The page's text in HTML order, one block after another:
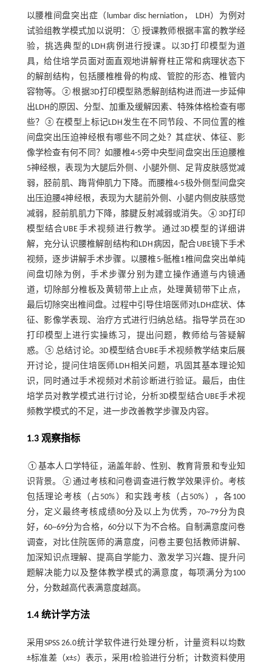
以腰椎间盘突出症（lumbar disc herniation， LDH）为例对
试验组教学模式加以说明：①授课教师根据丰富的教学经
验，挑选典型的LDH病例进行授课。以3D打印模型为道
具，给住培学员面对面直观地讲解脊柱正常和病理状态下
的解剖结构，包括腰椎椎骨的构成、管腔的形态、椎管内
容物等。②根据3D打印模型熟悉解剖结构进而进一步延伸
出LDH的原因、分型、加重及缓解因素、特殊体格检查有哪
些？③在模型上标记LDH发生在不同节段、不同位置的椎
间盘突出压迫神经根有哪些不同之处？其症状、体征、影
像学检查有何不同？如腰椎4-5旁中央型间盘突出压迫腰椎
5神经根，表现为大腿后外侧、小腿外侧、足背皮肤感觉减
弱，胫前肌、踇背伸肌力下降。而腰椎4-5极外侧型间盘突
出压迫腰4神经根，表现为大腿前外侧、小腿内侧皮肤感觉
减弱，胫前肌肌力下降，膝腱反射减弱或消失。④3D打印
模型结合UBE手术视频进行教学。通过3D模型的详细讲
解，充分认识腰椎解剖结构和LDH病因，配合UBE镜下手术
视频，逐步讲解手术步骤。以腰椎5-骶椎1椎间盘突出单纯
间盘切除为例，手术步骤分别为建立操作通道与内镜通
道，切除部分椎板及黄韧带上止点，处理黄韧带下止点，
最后切除突出椎间盘。过程中引导住培医师对LDH症状、体
征、影像学表现、治疗方式进行归纳总结。指导学员在3D
打印模型上进行实操练习，提出问题，教师给与答疑解
惑。⑤总结讨论。3D模型结合UBE手术视频教学结束后展
开讨论，提问住培医师LDH相关问题，巩固其基本理论知
识，同时通过手术视频对术前诊断进行验证。最后，由住
培学员对教学模式进行讨论，分析3D模型结合UBE手术视
频教学模式的不足，进一步改善教学步骤及内容。
1.3 观察指标
①基本人口学特征，涵盖年龄、性别、教育背景和专业知
识背景。②通过考核和问卷调查进行教学效果评价。考核
包括理论考核（占50%）和实践考核（占50%），各100
分，定义最终考核成绩80分及以上为优秀，70~79分为良
好，60~69分为合格，60分以下为不合格。自制满意度问卷
调查，对比住院医师的满意度，问卷主要包括教师讲解、
加深知识点理解、提高自学能力、激发学习兴趣、提升问
题解决能力以及整体教学模式的满意度，每项满分为100
分，分数越高代表满意度越高。
1.4 统计学方法
采用SPSS 26.0统计学软件进行处理分析，计量资料以均数
±标准差（x±s）表示，采用 t检验进行分析；计数资料使用